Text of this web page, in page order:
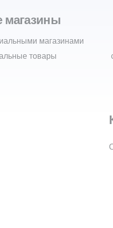
магазинами
товары